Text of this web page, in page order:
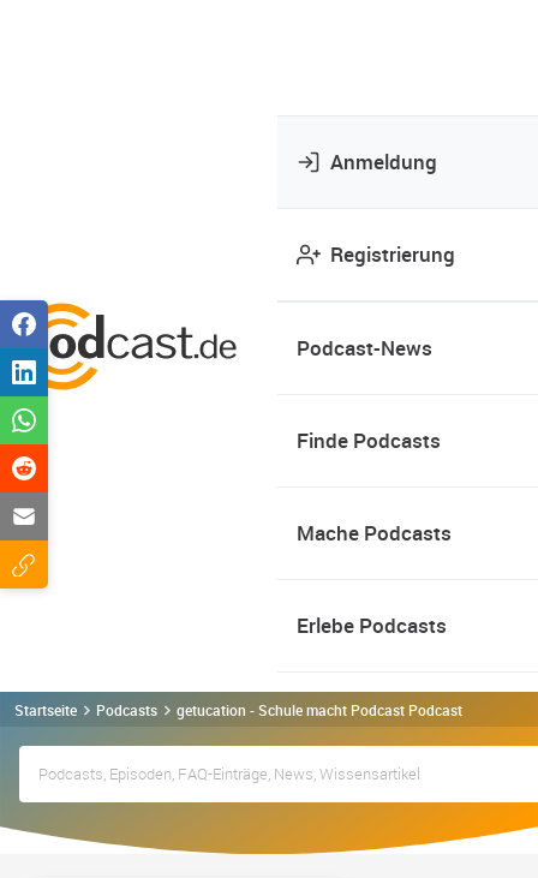
Anmeldung
Registrierung
Podcast-News
Finde Podcasts
Mache Podcasts
Erlebe Podcasts
Startseite Podcasts getucation - Schule macht Podcast Podcast